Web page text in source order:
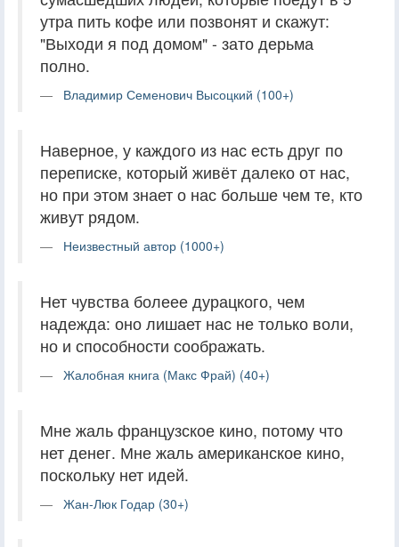
утра пить кофе или позвонят и скажут:
"Выходи я под домом" - зато дерьма
полно.
Владимир Семенович Высоцкий (100+)
Наверное, у каждого из нас есть друг по
переписке, который живёт далеко от нас,
но при этом знает о нас больше чем те, кто
живут рядом.
Неизвестный автор (1000+)
Нет чувства болеее дурацкого, чем
надежда: оно лишает нас не только воли,
но и способности соображать.
Жалобная книга (Макс Фрай) (40+)
Мне жаль французское кино, потому что
нет денег. Мне жаль американское кино,
поскольку нет идей.
Жан-Люк Годар (30+)